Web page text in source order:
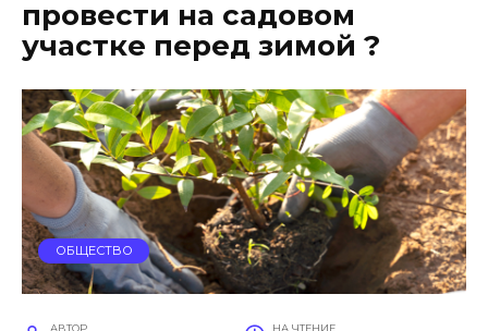
провести на садовом
участке перед зимой ?
ОБЩЕСТВО
АВТОР НА ЧТЕНИЕ